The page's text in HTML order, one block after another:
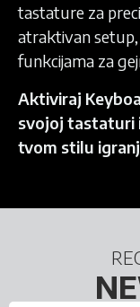
tastature za
atraktivan
funkcijama za
Aktiviraj
svojoj tastaturi
tvom stilu